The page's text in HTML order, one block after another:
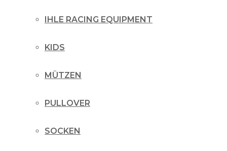
IHLE RACING EQUIPMENT
KIDS
MÜTZEN
PULLOVER
SOCKEN